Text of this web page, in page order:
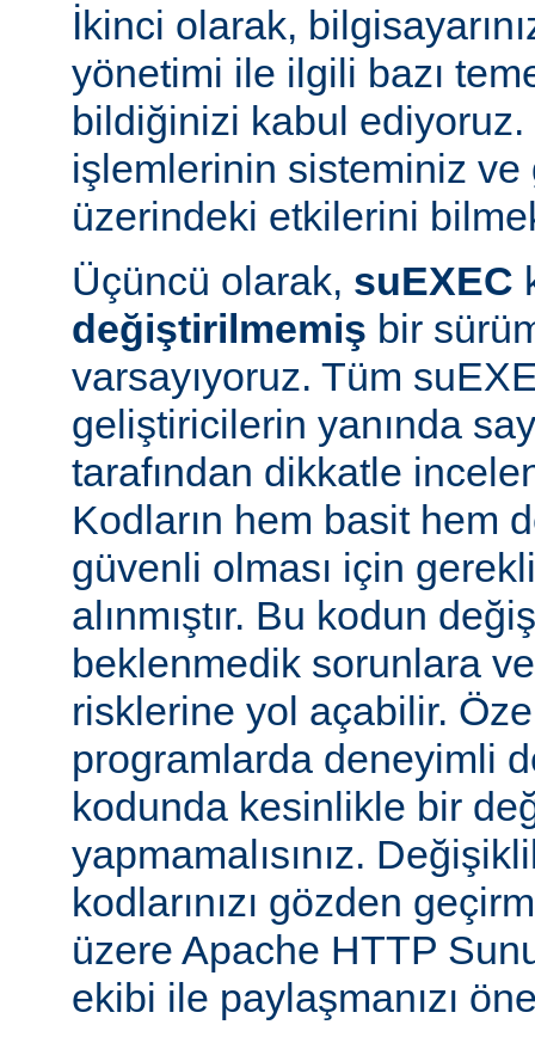
İkinci olarak,
yönetimi ile ilgili bazı
bildiğinizi kabul
işlemlerinin sisteminiz
üzerindeki etkilerini
Üçüncü olarak, suEXEC
değiştirilmemiş bir
varsayıyoruz. Tüm
geliştiricilerin yanında
tarafından dikkatle
Kodların hem basit hem
güvenli olması için
alınmıştır. Bu kodun
beklenmedik sorunlara
risklerine yol açabilir.
programlarda deneyimli
kodunda kesinlikle bir
yapmamalısınız.
kodlarınızı gözden
üzere Apache HTTP
ekibi ile paylaşmanızı